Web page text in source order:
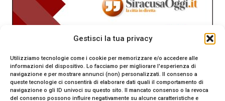
Gestisci la tua privacy
Utilizziamo tecnologie come i cookie per memorizzare e/o accedere alle
informazioni del dispositivo. Lo facciamo per migliorare l'esperienza di
navigazione e per mostrare annunci (non) personalizzati. Il consenso a
queste tecnologie ci consentirà di elaborare dati quali il comportamento di
navigazione o gli ID univoci su questo sito. Il mancato consenso o la revoca
del consenso possono influire negativamente su alcune caratteristiche e